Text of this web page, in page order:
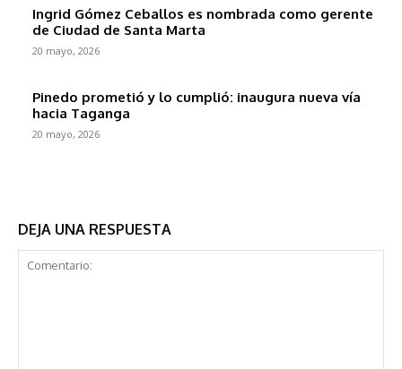
Ingrid Gómez Ceballos es nombrada como gerente
de Ciudad de Santa Marta
20 mayo, 2026
Pinedo prometió y lo cumplió: inaugura nueva vía
hacia Taganga
20 mayo, 2026
DEJA UNA RESPUESTA